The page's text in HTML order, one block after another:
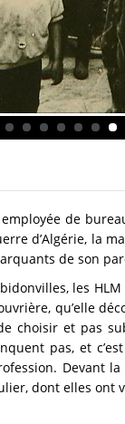
de
d’Algérie, la
de son
les
qu’elle
choisir et pas
pas, et
Devant
dont elles ont